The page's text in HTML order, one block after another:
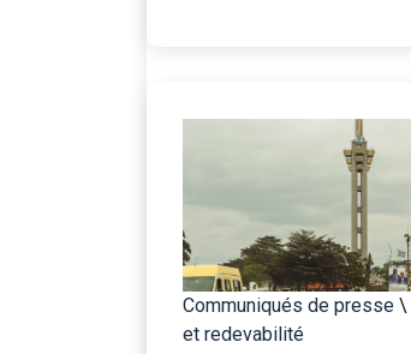
Communiqués de presse \
et redevabilité